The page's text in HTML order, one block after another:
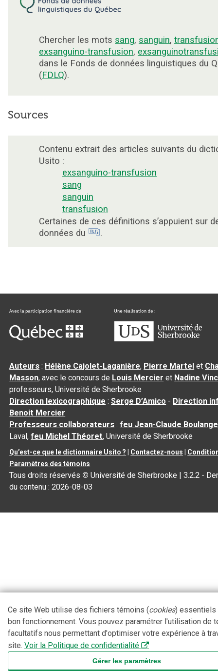
Chercher les mots sang, sanguin,
exsanguino-transfusion,
dans le Fonds de données linguistiques du
(FDLQ).
Sources
Contenu extrait des articles suivants du
Usito :
exsanguino-transfusion
sang
sanguin
transfusion
Certaines de ces définitions s’appuient sur
données du
.
Auteurs : Hélène Cajolet-Laganière, Pierre Martel et
Masson, avec le concours de Louis Mercier et Nadine
professeurs, Université de Sherbrooke
Direction lexicographique :Serge D’Amico - Direction
Benoit Mercier
Professeurs collaborateurs :feu Jean-Claude
Laval,feu Michel Théoret, Université de Sherbrooke
Qu’est-ce que le dictionnaire Usito ? Contactez-nous
Paramètres des témoins
Tous droits réservés © Université de Sherbrooke |3.2.2 -
du contenu :2026-08-03
Ce site Web utilise des fichiers témoins (cookies) essentiels
bon fonctionnement. Vous pouvez paramétrer l'utilisation de
facultatifs nous permettant d'optimiser votre expérience à
site. Voir la Politique de confidentialité
Gérer les paramètres